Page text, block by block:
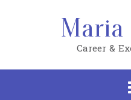
Maria
Career &